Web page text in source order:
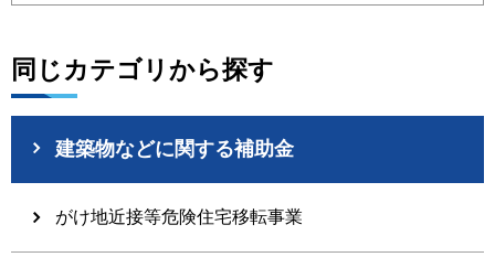
同じカテゴリから探す
建築物などに関する補助金
がけ地近接等危険住宅移転事業